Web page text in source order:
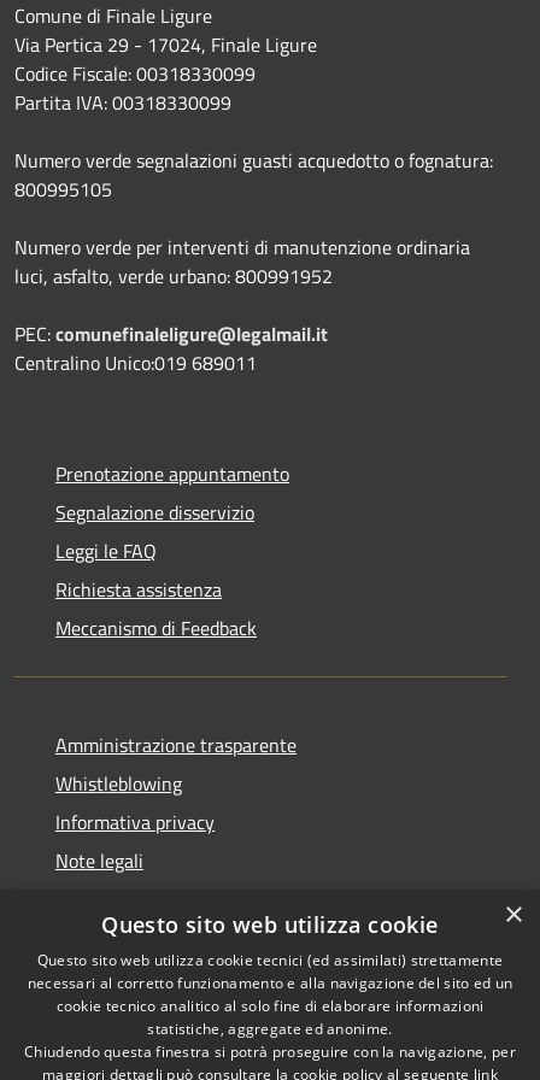
Comune di Finale Ligure
Via Pertica 29 - 17024, Finale Ligure
Codice Fiscale: 00318330099
Partita IVA: 00318330099
Numero verde segnalazioni guasti acquedotto o fognatura:
800995105
Numero verde per interventi di manutenzione ordinaria
luci, asfalto, verde urbano: 800991952
PEC:comunefinaleligure@legalmail.it
Centralino Unico:019 689011
Prenotazione appuntamento
Segnalazione disservizio
Leggi le FAQ
Richiesta assistenza
Meccanismo di Feedback
Amministrazione trasparente
Whistleblowing
Informativa privacy
Note legali
Segnalazioni di inaccessibilità
RSS
Copyright © 2026 • Comune di
×
Questo sito web utilizza cookie
Questo sito web utilizza cookie tecnici (ed assimilati) strettamente
necessari al corretto funzionamento e alla navigazione del sito ed un
cookie tecnico analitico al solo fine di elaborare informazioni
statistiche, aggregate ed anonime.
Chiudendo questa finestra si potrà proseguire con la navigazione, per
maggiori dettagli può consultare la cookie policy al seguente link